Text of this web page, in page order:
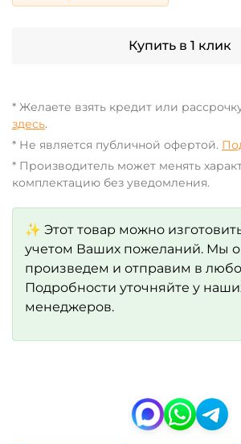
Купить в 1 клик
* Желаете взять кредит или
здесь.
* Не является публичной офертой.
* Производитель может менять
комплектацию без уведомления.
✨ Этот товар можно
учетом Ваших пожеланий. Мы
произведем и отправим в
Подробности уточняйте у
менеджеров.